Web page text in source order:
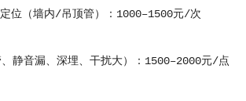
（墙内/吊顶管）：1000–1500元/次
静音漏、深埋、干扰大）：1500–2000元/点